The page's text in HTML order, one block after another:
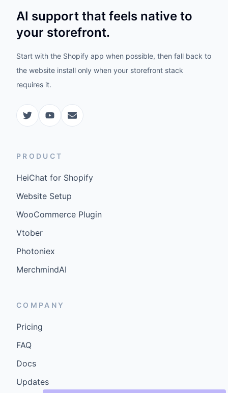
AI support that feels native to
your storefront.
Start with the Shopify app when possible, then fall back to
the website install only when your storefront stack
requires it.
PRODUCT
HeiChat for Shopify
Website Setup
WooCommerce Plugin
Vtober
Photoniex
MerchmindAI
COMPANY
Pricing
FAQ
Docs
Updates